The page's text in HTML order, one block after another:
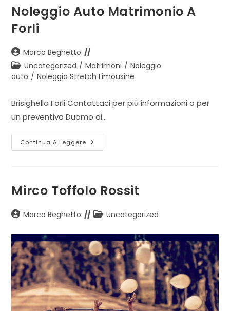
Noleggio Auto Matrimonio A
Forli
Autore
dell'articolo:
Marco Beghetto
Categoria
dell'articolo:
Uncategorized / Matrimoni / Noleggio
auto / Noleggio Stretch Limousine
Brisighella Forli Contattaci per più informazioni o per
un preventivo Duomo di…
Continua A Leggere Noleggio
Auto
Mirco Toffolo Rossit
AutoreMarco Beghetto
Categoria
Uncategorized